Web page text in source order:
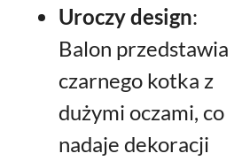
Uroczy design:
Balon przedstawia
czarnego kotka z
dużymi oczami, co
nadaje dekoracji